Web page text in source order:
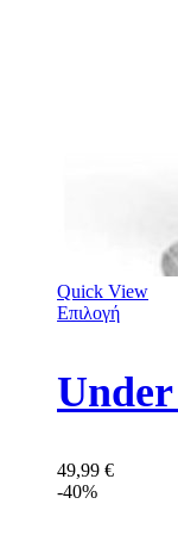
Quick View
Επιλογή
49,99 €
-40%